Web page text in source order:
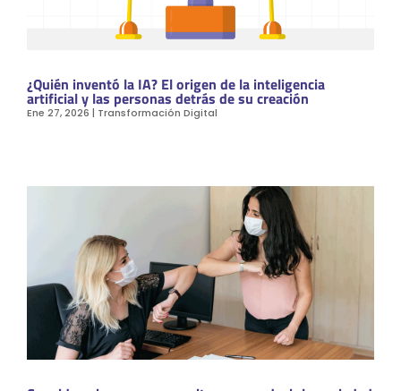
¿Quién inventó la IA? El origen de la inteligencia
artificial y las personas detrás de su creación
Ene 27, 2026 | Transformación Digital